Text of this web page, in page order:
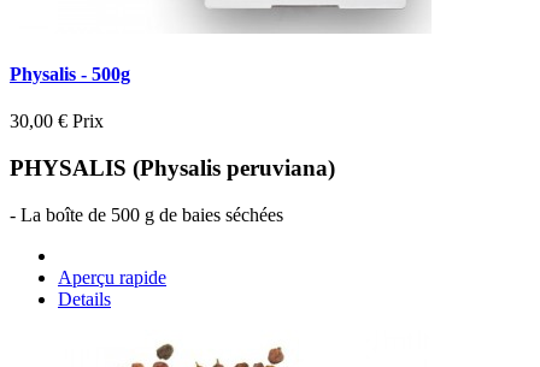
Physalis - 500g
30,00 € Prix
PHYSALIS (Physalis peruviana)
- La boîte de 500 g de baies séchées
Aperçu rapide
Details